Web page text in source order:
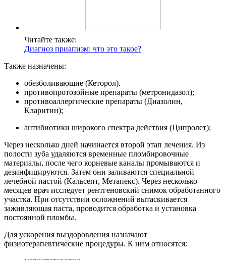
Читайте также:
Диагноз приапизм: что это такое?
Также назначены:
обезболивающие (Кеторол).
противопротозойные препараты (метронидазол);
противоаллергические препараты (Диазолин,
Кларитин);
антибиотики широкого спектра действия (Ципролет);
Через несколько дней начинается второй этап лечения. Из
полости зуба удаляются временные пломбировочные
материалы, после чего корневые каналы промываются и
дезинфицируются. Затем они заливаются специальной
лечебной пастой (Кальсепт, Метапекс). Через несколько
месяцев врач исследует рентгеновский снимок обработанного
участка. При отсутствии осложнений вытаскивается
заживляющая паста, проводится обработка и установка
постоянной пломбы.
Для ускорения выздоровления назначают
физиотерапевтические процедуры. К ним относятся: